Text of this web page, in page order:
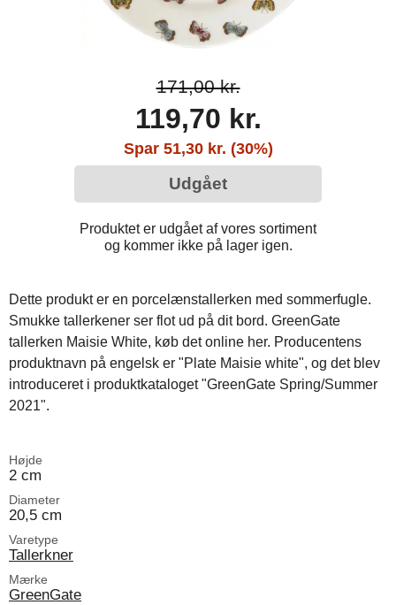
171,00 kr.
119,70 kr.
Spar 51,30 kr. (30%)
Udgået
Produktet er udgået af vores sortiment
og kommer ikke på lager igen.
Dette produkt er en porcelænstallerken med sommerfugle.
Smukke tallerkener ser flot ud på dit bord. GreenGate
tallerken Maisie White, køb det online her. Producentens
produktnavn på engelsk er "Plate Maisie white", og det blev
introduceret i produktkataloget "GreenGate Spring/Summer
2021".
Højde
2 cm
Diameter
20,5 cm
Varetype
Tallerkner
Mærke
GreenGate